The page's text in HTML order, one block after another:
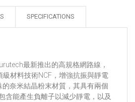
SPECIFICATIONS
最新推出的⾼規格網路線，
材料技術NCF，增強抗振與靜電
奈米結晶粉末材質，其具有兩個
含能產生負離子以減少靜電，以及